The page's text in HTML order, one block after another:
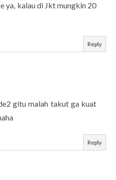
ya, kalau di Jkt mungkin 20
Reply
gitu malah takut ga kuat
Reply